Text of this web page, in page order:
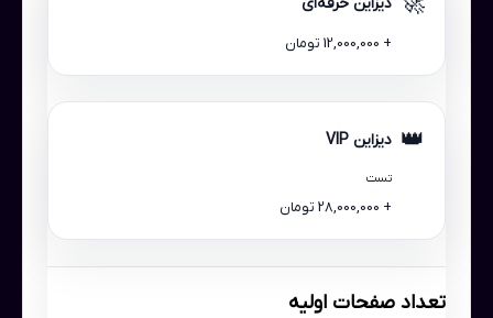
+ 12,000,000 تومان
👑 دیزاین VIP
تست
+ 28,000,000 تومان
تعداد صفحات اولیه